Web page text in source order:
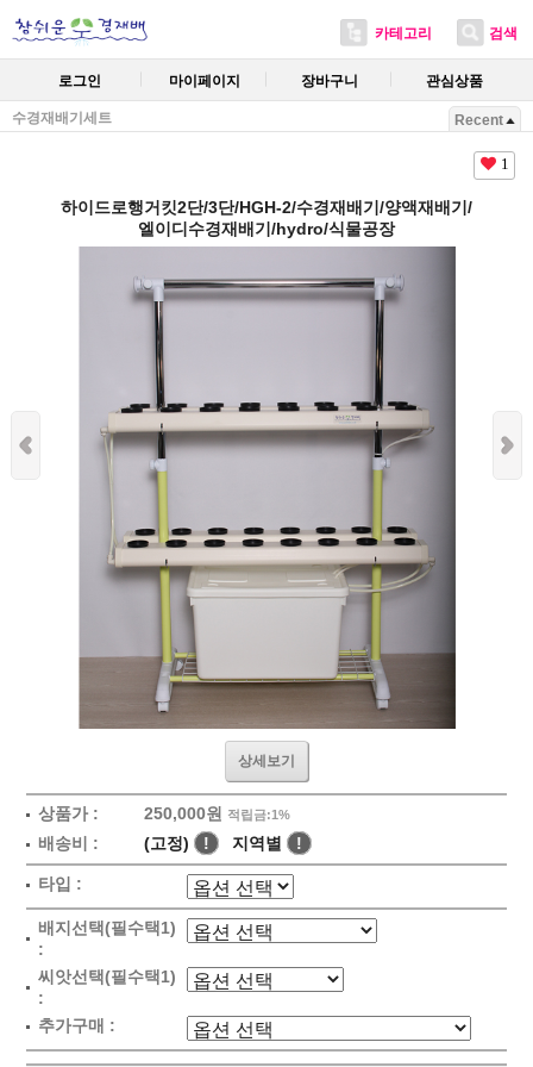
카테고리 검색
로그인 마이페이지 장바구니 관심상품
수경재배기세트 Recent
1
하이드로행거킷2단/3단/HGH-2/수경재배기/양액재배기/
엘이디수경재배기/hydro/식물공장
상세보기
상품가 : 250,000원 적립금:1%
배송비 : (고정) ! 지역별 !
타입 :
배지선택(필수택1)
:
씨앗선택(필수택1)
:
추가구매 :